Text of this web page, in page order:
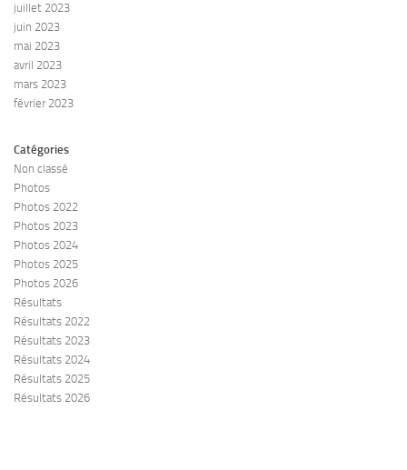
juillet 2023
juin 2023
mai 2023
avril 2023
mars 2023
février 2023
Catégories
Non classé
Photos
Photos 2022
Photos 2023
Photos 2024
Photos 2025
Photos 2026
Résultats
Résultats 2022
Résultats 2023
Résultats 2024
Résultats 2025
Résultats 2026